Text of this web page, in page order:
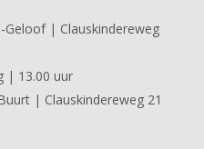
Geloof | Clauskindereweg
| 13.00 uur
| Clauskindereweg 21